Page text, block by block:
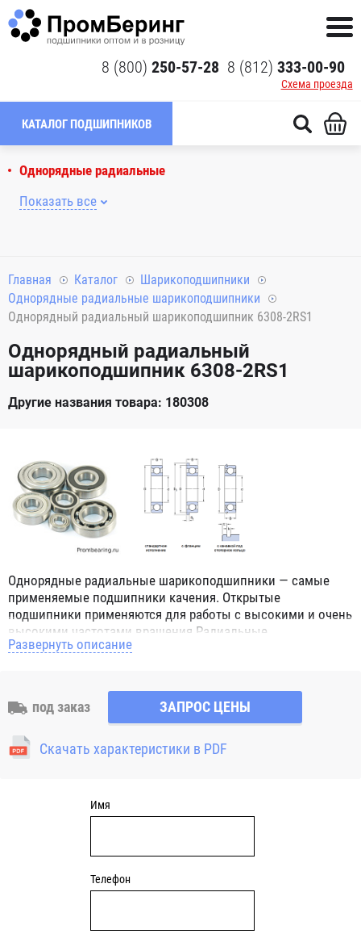
8 (800) 250-57-28 8 (812) 333-00-90
Схема проезда
КАТАЛОГ ПОДШИПНИКОВ
Однорядные радиальные
Показать все
Главная Каталог
Шарикоподшипники
Однорядные радиальные шарикоподшипники
Однорядный радиальный шарикоподшипник 6308-2RS1
Однорядный радиальный
шарикоподшипник 6308-2RS1
Другие названия товара: 180308
Однорядные радиальные шарикоподшипники — самые
применяемые подшипники качения. Открытые
подшипники применяются для работы с высокими и очень
высокими частотами вращения.Радиальные
шарикоподшипники обозначением 2Z ZZ с обеих сторон
обозначением 2RS 2RS1 2RSH 2RSR имеют с обеих сторон
контактные уплотнения из бутадиен-нитрильного каучука
(NBR) и пригодны для средних частот вращения. Также
поставляются подшипники с бесконтактными
Развернуть описание
под заказ ЗАПРОС ЦЕНЫ
Скачать характеристики в PDF
Имя
Телефон